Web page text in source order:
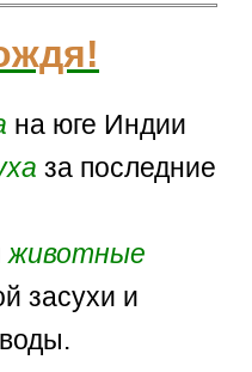
на юге Индии
за последние
животные
засухи и